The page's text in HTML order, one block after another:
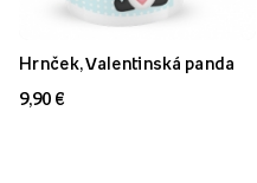
Hrnček, Valentinská panda
9,90 €